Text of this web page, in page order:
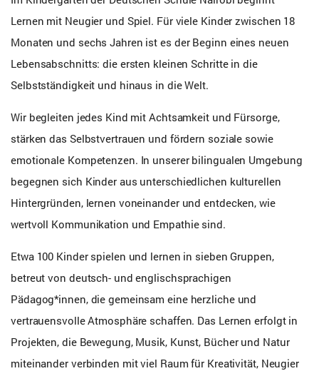
Lernen mit Neugier und Spiel. Für viele Kinder zwischen 18
Monaten und sechs Jahren ist es der Beginn eines neuen
Lebensabschnitts: die ersten kleinen Schritte in die
Selbstständigkeit und hinaus in die Welt.
Wir begleiten jedes Kind mit Achtsamkeit und Fürsorge,
stärken das Selbstvertrauen und fördern soziale sowie
emotionale Kompetenzen. In unserer bilingualen Umgebung
begegnen sich Kinder aus unterschiedlichen kulturellen
Hintergründen, lernen voneinander und entdecken, wie
wertvoll Kommunikation und Empathie sind.
Etwa 100 Kinder spielen und lernen in sieben Gruppen,
betreut von deutsch- und englischsprachigen
Pädagog*innen, die gemeinsam eine herzliche und
vertrauensvolle Atmosphäre schaffen. Das Lernen erfolgt in
Projekten, die Bewegung, Musik, Kunst, Bücher und Natur
miteinander verbinden mit viel Raum für Kreativität, Neugier